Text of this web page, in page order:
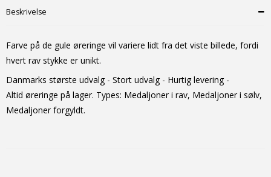
Beskrivelse
Farve på de gule øreringe vil variere lidt fra det viste billede, fordi
hvert rav stykke er unikt.
Danmarks største udvalg - Stort udvalg - Hurtig levering -
Altid øreringe på lager. Types: Medaljoner i rav, Medaljoner i sølv,
Medaljoner forgyldt.